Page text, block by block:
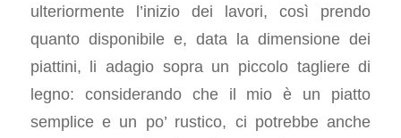
ulteriormente l’inizio dei lavori, così prendo
quanto disponibile e, data la dimensione dei
piattini, li adagio sopra un piccolo tagliere di
legno: considerando che il mio è un piatto
semplice e un po’ rustico, ci potrebbe anche